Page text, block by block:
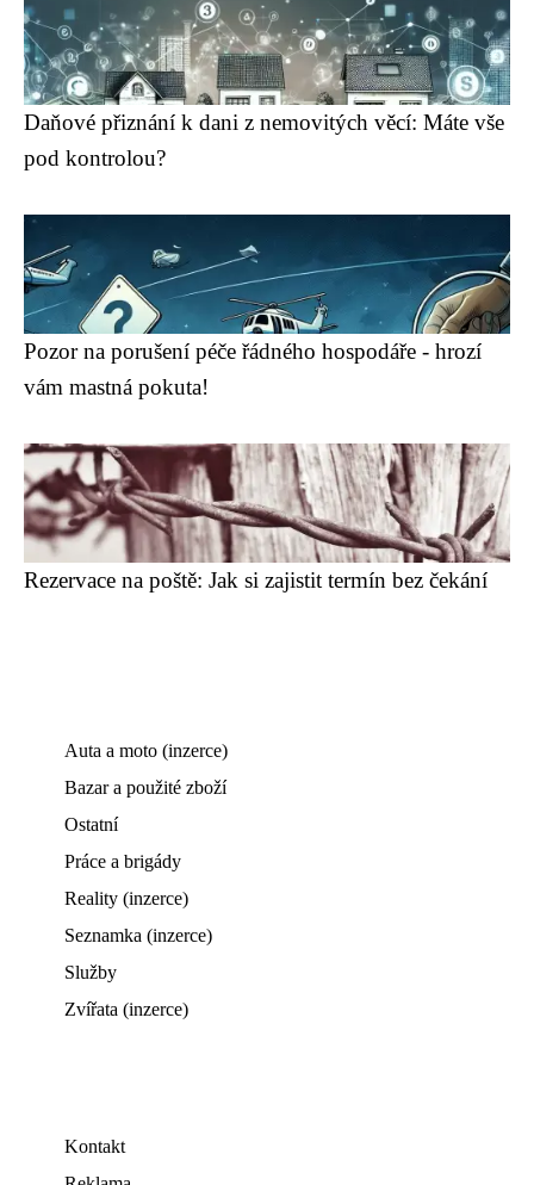
Daňové přiznání k dani z nemovitých věcí: Máte vše
pod kontrolou?
Pozor na porušení péče řádného hospodáře - hrozí
vám mastná pokuta!
Rezervace na poště: Jak si zajistit termín bez čekání
Auta a moto (inzerce)
Bazar a použité zboží
Ostatní
Práce a brigády
Reality (inzerce)
Seznamka (inzerce)
Služby
Zvířata (inzerce)
Kontakt